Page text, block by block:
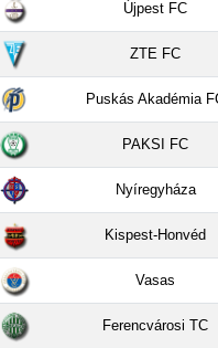
ZTE FC
Puskás Akadémia FC
PAKSI FC
Nyíregyháza
Kispest-Honvéd
Vasas
Ferencvárosi TC
DVSC